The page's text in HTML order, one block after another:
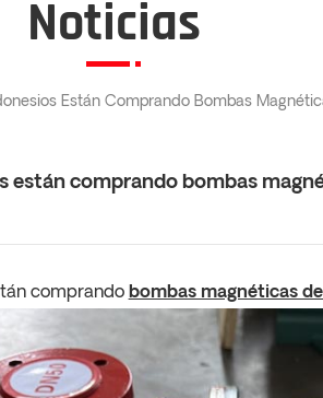
Noticias
Están Comprando Bombas
están comprando bombas
comprando bombas magnéticas